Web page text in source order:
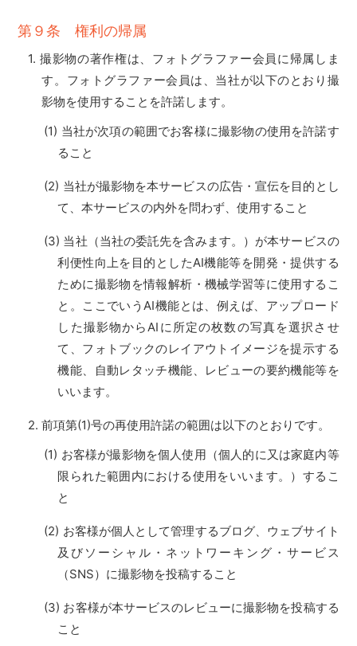
第９条 権利の帰属
撮影物の著作権は、フォトグラファー会員に帰属しま
す。フォトグラファー会員は、当社が以下のとおり撮
影物を使用することを許諾します。
当社が次項の範囲でお客様に撮影物の使用を許諾す
ること
当社が撮影物を本サービスの広告・宣伝を目的とし
て、本サービスの内外を問わず、使用すること
当社（当社の委託先を含みます。）が本サービスの
利便性向上を目的としたAI機能等を開発・提供する
ために撮影物を情報解析・機械学習等に使用するこ
と。ここでいうAI機能とは、例えば、アップロード
した撮影物からAIに所定の枚数の写真を選択させ
て、フォトブックのレイアウトイメージを提示する
機能、自動レタッチ機能、レビューの要約機能等を
いいます。
前項第(1)号の再使用許諾の範囲は以下のとおりです。
お客様が撮影物を個人使用（個人的に又は家庭内等
限られた範囲内における使用をいいます。）するこ
と
お客様が個人として管理するブログ、ウェブサイト
及びソーシャル・ネットワーキング・サービス
（SNS）に撮影物を投稿すること
お客様が本サービスのレビューに撮影物を投稿する
こと